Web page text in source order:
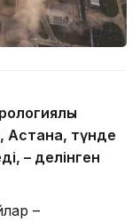
Астана, түнде
– делінген
–